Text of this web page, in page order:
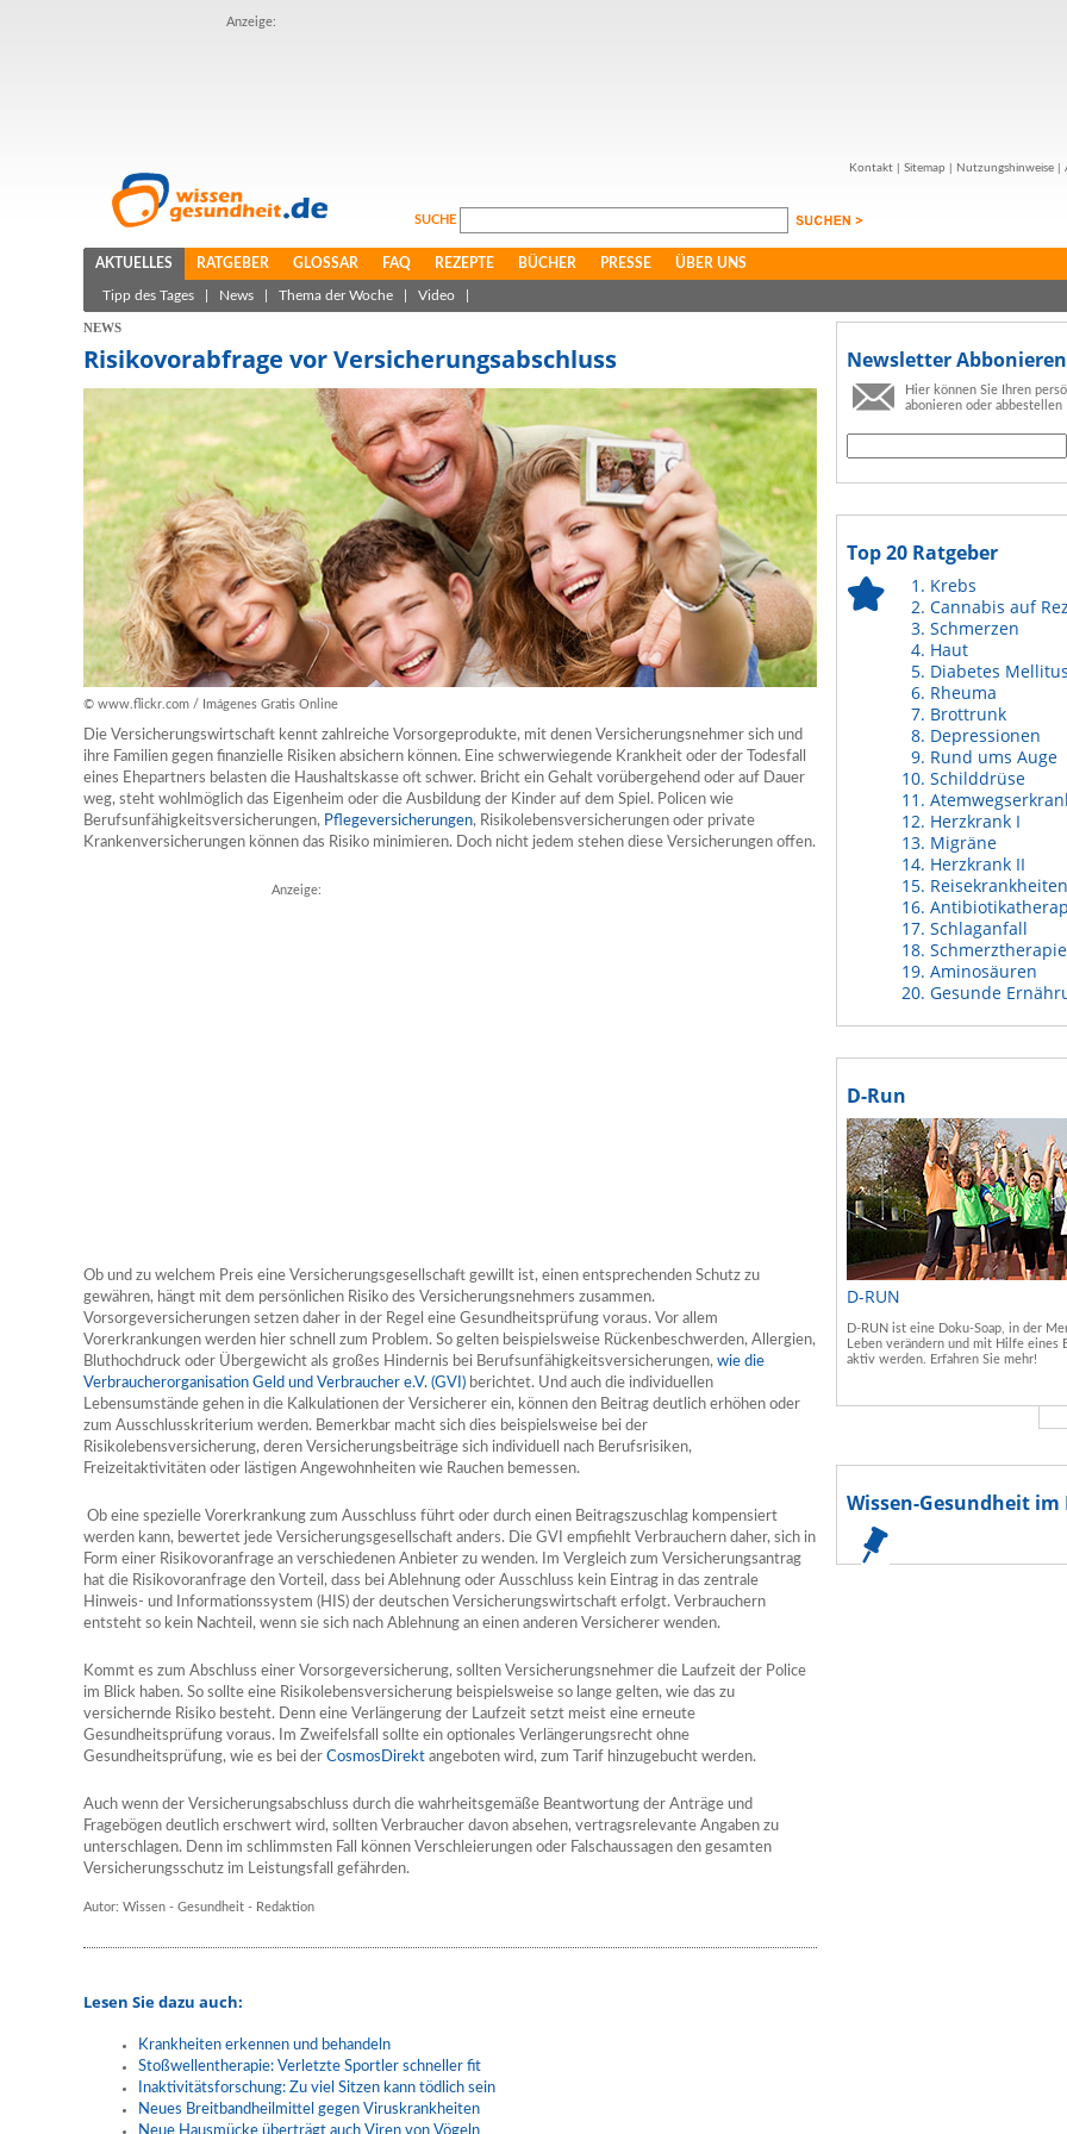
Anzeige:
Kontakt Sitemap Nutzungshinweise
SUCHE
AKTUELLES RATGEBER GLOSSAR FAQ REZEPTE BÜCHER PRESSE ÜBER UNS
Tipp des Tages News Thema der Woche Video
NEWS
Risikovorabfrage vor Versicherungsabschluss
© www.flickr.com / Imágenes Gratis Online
Die Versicherungswirtschaft kennt zahlreiche Vorsorgeprodukte, mit denen Versicherungsnehmer sich und
ihre Familien gegen finanzielle Risiken absichern können. Eine schwerwiegende Krankheit oder der Todesfall
eines Ehepartners belasten die Haushaltskasse oft schwer. Bricht ein Gehalt vorübergehend oder auf Dauer
weg, steht wohlmöglich das Eigenheim oder die Ausbildung der Kinder auf dem Spiel. Policen wie
Berufsunfähigkeitsversicherungen, Pflegeversicherungen, Risikolebensversicherungen oder private
Krankenversicherungen können das Risiko minimieren. Doch nicht jedem stehen diese Versicherungen offen.
Anzeige:
Ob und zu welchem Preis eine Versicherungsgesellschaft gewillt ist, einen entsprechenden Schutz zu
gewähren, hängt mit dem persönlichen Risiko des Versicherungsnehmers zusammen.
Vorsorgeversicherungen setzen daher in der Regel eine Gesundheitsprüfung voraus. Vor allem
Vorerkrankungen werden hier schnell zum Problem. So gelten beispielsweise Rückenbeschwerden, Allergien,
Bluthochdruck oder Übergewicht als großes Hindernis bei Berufsunfähigkeitsversicherungen, wie die
Verbraucherorganisation Geld und Verbraucher e.V. (GVI) berichtet. Und auch die individuellen
Lebensumstände gehen in die Kalkulationen der Versicherer ein, können den Beitrag deutlich erhöhen oder
zum Ausschlusskriterium werden. Bemerkbar macht sich dies beispielsweise bei der
Risikolebensversicherung, deren Versicherungsbeiträge sich individuell nach Berufsrisiken,
Freizeitaktivitäten oder lästigen Angewohnheiten wie Rauchen bemessen.
Ob eine spezielle Vorerkrankung zum Ausschluss führt oder durch einen Beitragszuschlag kompensiert
werden kann, bewertet jede Versicherungsgesellschaft anders. Die GVI empfiehlt Verbrauchern daher, sich in
Form einer Risikovoranfrage an verschiedenen Anbieter zu wenden. Im Vergleich zum Versicherungsantrag
hat die Risikovoranfrage den Vorteil, dass bei Ablehnung oder Ausschluss kein Eintrag in das zentrale
Hinweis- und Informationssystem (HIS) der deutschen Versicherungswirtschaft erfolgt. Verbrauchern
entsteht so kein Nachteil, wenn sie sich nach Ablehnung an einen anderen Versicherer wenden.
Kommt es zum Abschluss einer Vorsorgeversicherung, sollten Versicherungsnehmer die Laufzeit der Police
im Blick haben. So sollte eine Risikolebensversicherung beispielsweise so lange gelten, wie das zu
versichernde Risiko besteht. Denn eine Verlängerung der Laufzeit setzt meist eine erneute
Gesundheitsprüfung voraus. Im Zweifelsfall sollte ein optionales Verlängerungsrecht ohne
Gesundheitsprüfung, wie es bei der CosmosDirekt angeboten wird, zum Tarif hinzugebucht werden.
Auch wenn der Versicherungsabschluss durch die wahrheitsgemäße Beantwortung der Anträge und
Fragebögen deutlich erschwert wird, sollten Verbraucher davon absehen, vertragsrelevante Angaben zu
unterschlagen. Denn im schlimmsten Fall können Verschleierungen oder Falschaussagen den gesamten
Versicherungsschutz im Leistungsfall gefährden.
Autor: Wissen - Gesundheit - Redaktion
Lesen Sie dazu auch:
Krankheiten erkennen und behandeln
Stoßwellentherapie: Verletzte Sportler schneller fit
Inaktivitätsforschung: Zu viel Sitzen kann tödlich sein
Neues Breitbandheilmittel gegen Viruskrankheiten
Newsletter Abbonieren
Hier können Sie Ihren
abonieren oder abbestellen
Top 20 Ratgeber
Krebs
Cannabis auf
Schmerzen
Haut
Diabetes Mellitus
Rheuma
Brottrunk
Depressionen
Rund ums Auge
Schilddrüse
Herzkrank I
Migräne
Herzkrank II
Reisekrankheiten
Schlaganfall
Schmerztherapie
Aminosäuren
Gesunde
D-Run
D-RUN
D-RUN ist eine Doku-Soap, in der
Leben verändern und mit Hilfe eines
aktiv werden. Erfahren Sie mehr!
Wissen-Gesundheit im